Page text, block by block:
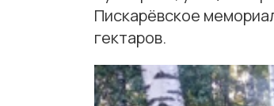
Пискарёвское
гектаров.